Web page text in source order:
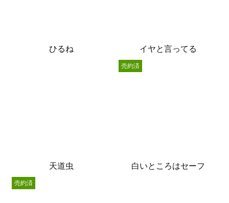
ひるね イヤと言ってる
天道虫 白いところはセーフ
売約済
売約済